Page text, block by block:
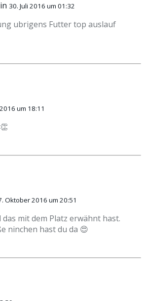
30. Juli 2016 um 01:32
ubrigens Futter top auslauf
um 18:11
Oktober 2016 um 20:51
mit dem Platz erwähnt hast.
ninchen hast du da 😍